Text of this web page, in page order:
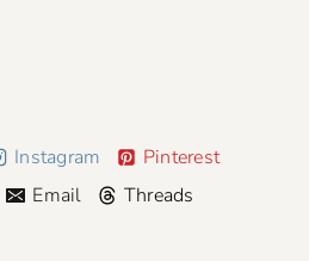
Instagram
Pinterest
Email Threads